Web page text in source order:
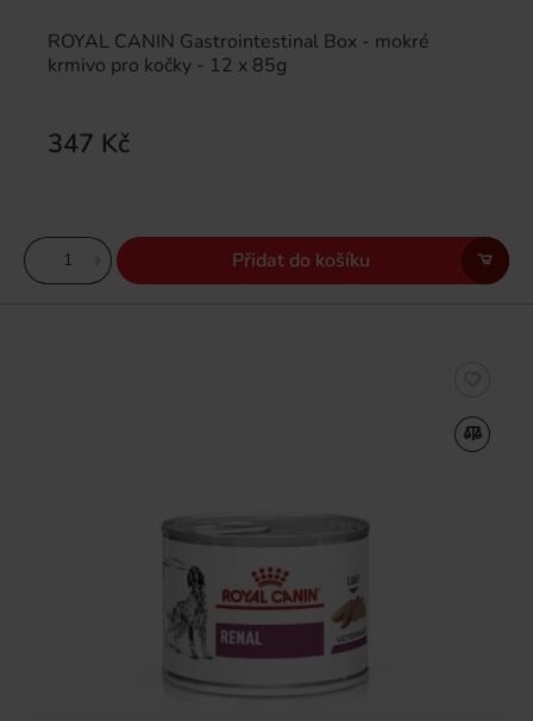
ROYAL CANIN Gastrointestinal Box - mokré
krmivo pro kočky - 12 x 85g
347 Kč
Přidat do košíku